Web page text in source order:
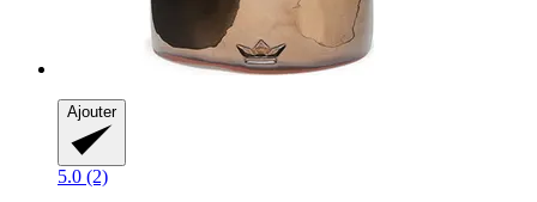
Ajouter
5.0 (2)